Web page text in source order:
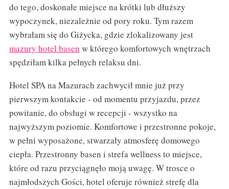
do tego, doskonałe miejsce na krótki lub dłuższy
wypoczynek, niezależnie od pory roku. Tym razem
wybrałam się do Giżycka, gdzie zlokalizowany jest
mazury hotel basen w którego komfortowych wnętrzach
spędziłam kilka pełnych relaksu dni.
Hotel SPA na Mazurach zachwycił mnie już przy
pierwszym kontakcie - od momentu przyjazdu, przez
powitanie, do obsługi w recepcji - wszystko na
najwyższym poziomie. Komfortowe i przestronne pokoje,
w pełni wyposażone, stwarzały atmosferę domowego
ciepła. Przestronny basen i strefa wellness to miejsce,
które od razu przyciągnęło moją uwagę. W trosce o
najmłodszych Gości, hotel oferuje również strefę dla